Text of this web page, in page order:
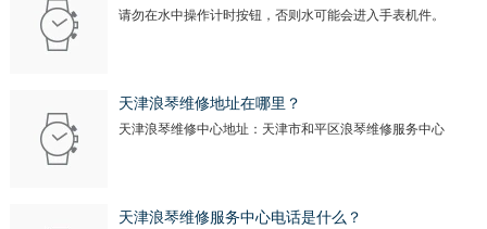
请勿在水中操作计时按钮，否则水可能会进入手表机件。
天津浪琴维修地址在哪里？
天津浪琴维修中心地址：天津市和平区浪琴维修服务中心
天津浪琴维修服务中心电话是什么？